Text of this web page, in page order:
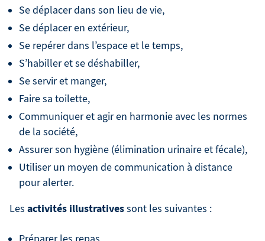
Se déplacer dans son lieu de vie,
Se déplacer en extérieur,
Se repérer dans l’espace et le temps,
S’habiller et se déshabiller,
Se servir et manger,
Faire sa toilette,
Communiquer et agir en harmonie avec les normes
de la société,
Assurer son hygiène (élimination urinaire et fécale),
Utiliser un moyen de communication à distance
pour alerter.
Les activités illustrativessont les suivantes :